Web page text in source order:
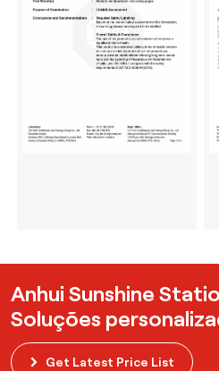
Anhui Sunshine
Soluções
Get Latest Price List